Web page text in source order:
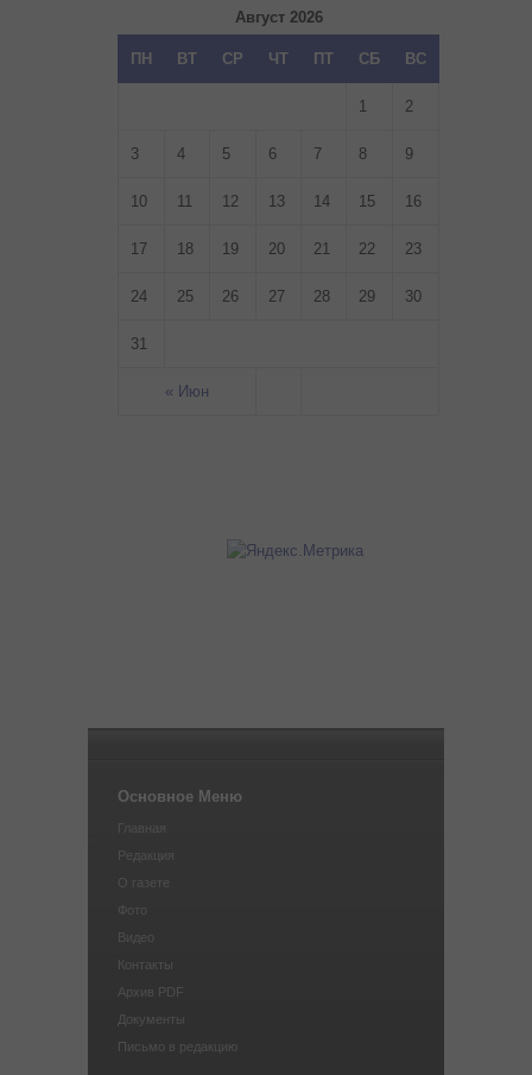
Август 2026
ПН ВТ СР ЧТ ПТ СБ ВС
« Июн
1 2
3 4 5 6 7 8 9
10 11 12 13 14 15 16
17 18 19 20 21 22 23
24 25 26 27 28 29 30
31
Основное Меню
Главная
Редакция
О газете
Фото
Видео
Контакты
Архив PDF
Документы
Письмо в редакцию